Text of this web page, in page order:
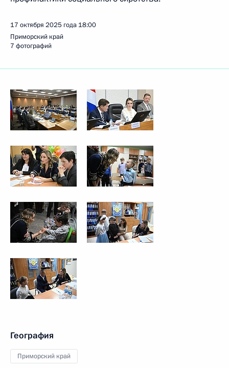
17 октября 2025 года 18:00
Приморский край
7 фотографий
География
Приморский край